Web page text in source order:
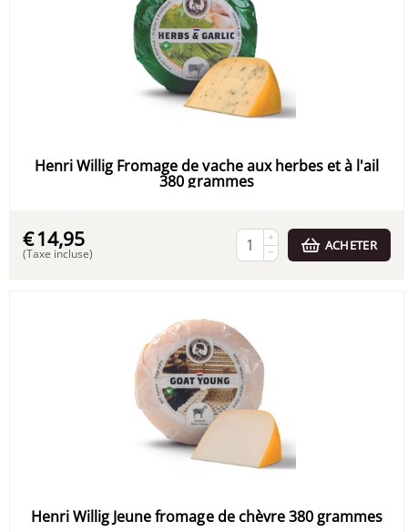
Henri Willig Fromage de vache aux herbes et à l'ail
380 grammes
€14,95
(Taxe incluse)
+
−
ACHETER
Henri Willig Jeune fromage de chèvre 380 grammes